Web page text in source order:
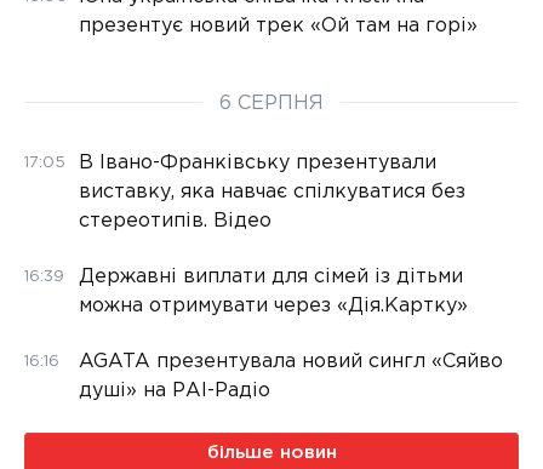
презентує новий трек «Ой там на горі»
6 СЕРПНЯ
17:05
В Івано-Франківську презентували
виставку, яка навчає спілкуватися без
стереотипів. Відео
16:39
Державні виплати для сімей із дітьми
можна отримувати через «Дія.Картку»
16:16
AGATA презентувала новий сингл «Сяйво
душі» на РАІ-Радіо
більше новин